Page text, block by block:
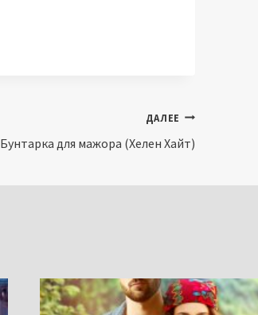
ДАЛЕЕ
Бунтарка для мажора (Хелен Хайт)